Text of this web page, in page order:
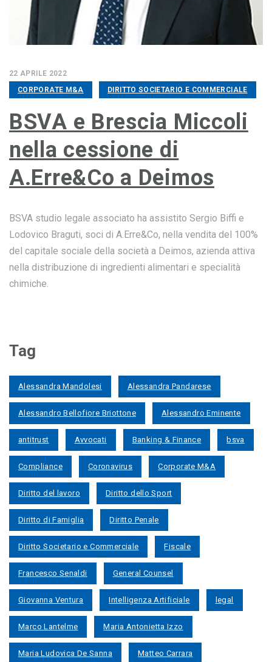
22 APRILE 2022
CORPORATE M&A
DIRITTO SOCIETARIO E COMMERCIALE
BSVA e Brescia Miccoli
nella cessione di
A.Erre&Co a Deimos
BSVA studio legale associato ha assistito Sergio Biffi e
Lodovico Braguti, soci di A.Erre&Co, nella vendita del 100%
del capitale sociale della società a Deimos, azienda attiva
nella distribuzione di ingredienti alimentari e specialità
chimiche.
Tag
Alessandra Mandolesi Alessandra Pandarese
Alessandro Bellofiore Briottone Alessandro Eminente
antitrust Avvocati Banking & Finance bsva
Compliance Coronavirus Corporate M&A
Diritto del lavoro Diritto dello Sport
Diritto di Famiglia Diritto Penale
Diritto Societario e Commerciale Fiscale
Francesco Senaldi General Counsel
Giovanna Ventura Intelligenza Artificiale legal
Marco Lantelme Maria Antonietta Izzo
Maria Ludovica De Sanna Matteo Carrara